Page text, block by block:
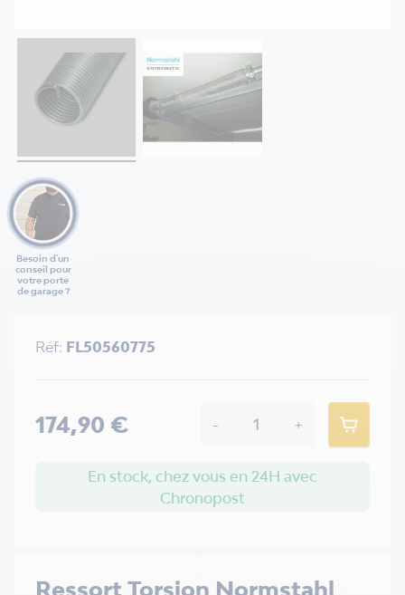
Besoin d'un
conseil pour
votre porte
de garage ?
Ressort Torsion Normstahl
Réf: FL50560775
174,90 € - +
En stock, chez vous en 24H avec
Chronopost